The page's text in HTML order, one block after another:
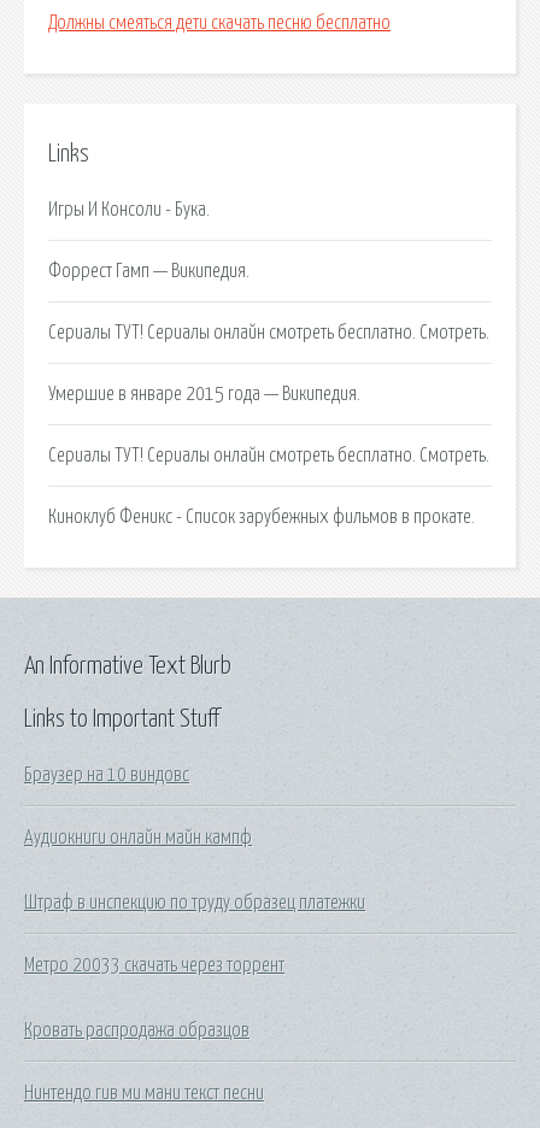
Должны смеяться дети скачать песню бесплатно
Links
Игры И Консоли - Бука.
Форрест Гамп — Википедия.
Сериалы ТУТ! Сериалы онлайн смотреть бесплатно. Смотреть.
Умершие в январе 2015 года — Википедия.
Сериалы ТУТ! Сериалы онлайн смотреть бесплатно. Смотреть.
Киноклуб Феникс - Список зарубежных фильмов в прокате.
Links to Important Stuff
Браузер на 10 виндовс
Аудиокниги онлайн майн кампф
Штраф в инспекцию по труду образец платежки
Метро 20033 скачать через торрент
Кровать распродажа образцов
Нинтендо гив ми мани текст песни
An Informative Text Blurb